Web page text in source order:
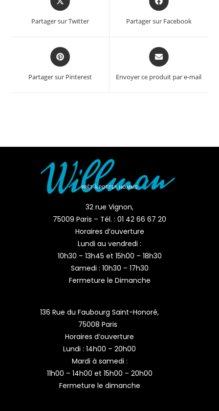
Partager sur Twitter Partager sur Facebook
Partager sur Pinterest Envoyer ce produit par e-mail
PRÊT-À-PORTER HOMME
32 rue Vignon,
75009 Paris – Tél. : 01 42 66 67 20
Horaires d’ouverture
Lundi au vendredi :
10h30 – 13h45 et 15h00 – 18h30
Samedi : 10h30 – 17h30
Fermeture le Dimanche
136 Rue du Faubourg Saint-Honoré,
75008 Paris
Horaires d’ouverture
Lundi : 14h00 – 20h00
Mardi à samedi :
11h00 – 14h00 et 15h00 – 20h00
Fermeture le dimanche